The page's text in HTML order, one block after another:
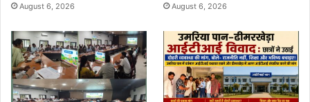
August 6, 2026 August 6, 2026